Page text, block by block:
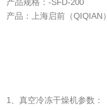
产品规格：-SFD-200
产品：上海启前（QIQIAN）
1、真空冷冻干燥机参数：